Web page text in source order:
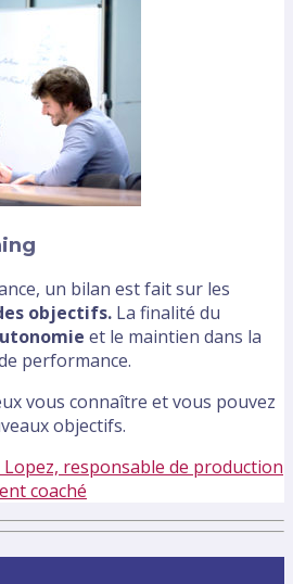
un bilan est fait sur les
objectifs. La finalité du
et le maintien dans la
performance.
vous connaître et vous pouvez
objectifs.
responsable de production
coaché